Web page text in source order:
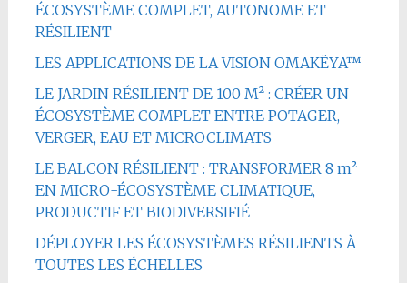
ÉCOSYSTÈME COMPLET, AUTONOME ET
RÉSILIENT
LES APPLICATIONS DE LA VISION OMAKËYA™
LE JARDIN RÉSILIENT DE 100 M² : CRÉER UN
ÉCOSYSTÈME COMPLET ENTRE POTAGER,
VERGER, EAU ET MICROCLIMATS
LE BALCON RÉSILIENT : TRANSFORMER 8 m²
EN MICRO-ÉCOSYSTÈME CLIMATIQUE,
PRODUCTIF ET BIODIVERSIFIÉ
DÉPLOYER LES ÉCOSYSTÈMES RÉSILIENTS À
TOUTES LES ÉCHELLES